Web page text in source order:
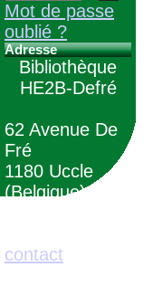
Mot de passe
oublié ?
Adresse
Bibliothèque
HE2B-Defré
62 Avenue De
Fré
1180 Uccle
(Belgique)
contact